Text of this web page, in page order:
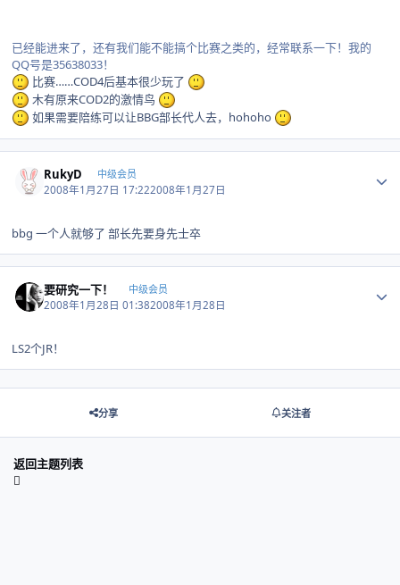
已经能进来了，还有我们能不能搞个比赛之类的，经常联系一下！我的
QQ号是35638033！
比赛……COD4后基本很少玩了
木有原来COD2的激情鸟
如果需要陪练可以让BBG部长代人去，hohoho
RukyD 中级会员
2008年1月27日 17:222008年1月27日
bbg 一个人就够了 部长先要身先士卒
要研究一下！ 中级会员
2008年1月28日 01:382008年1月28日
LS2个JR！
分享 关注者
返回主题列表